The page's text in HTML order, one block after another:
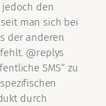
jedoch den
man sich bei
der anderen
@replys
SMS“ zu
durch